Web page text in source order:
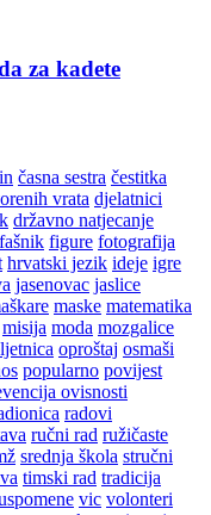
za kadete
časna sestra čestitka
vrata djelatnici
državno natjecanje
fašnik figure fotografija
hrvatski jezik ideje igre
jasenovac jaslice
maske matematika
misija moda mozgalice
oproštaj osmaši
popularno povijest
ovisnosti
radovi
ručni rad ružičaste
srednja škola stručni
timski rad tradicija
vic volonteri